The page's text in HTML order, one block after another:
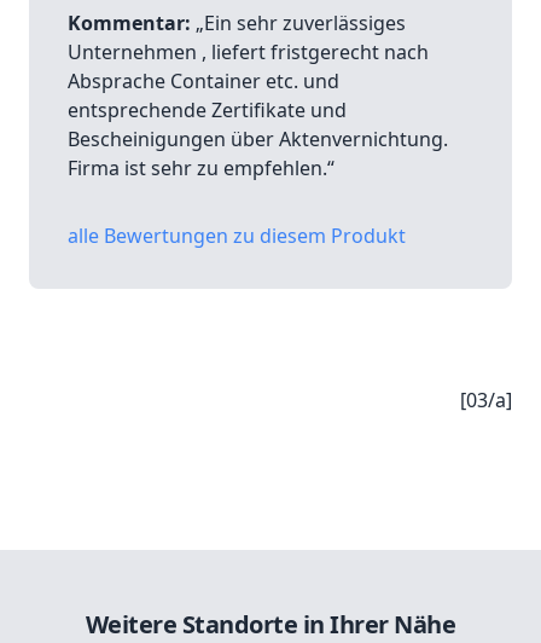
Kommentar: „Ein sehr zuverlässiges
Unternehmen , liefert fristgerecht nach
Absprache Container etc. und
entsprechende Zertifikate und
Bescheinigungen über Aktenvernichtung.
Firma ist sehr zu empfehlen.“
alle Bewertungen zu diesem Produkt
[03/a]
Weitere Standorte in Ihrer Nähe